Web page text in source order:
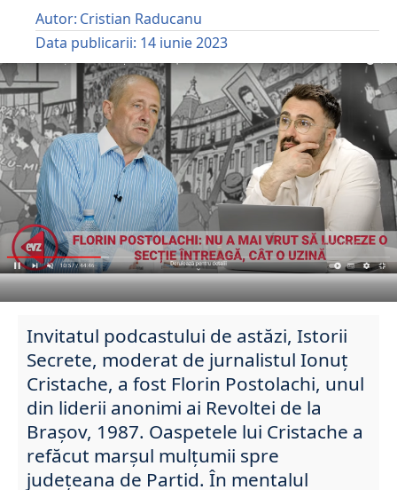
Autor: Cristian Raducanu
Data publicarii: 14 iunie 2023
Invitatul podcastului de astăzi, Istorii
Secrete, moderat de jurnalistul Ionuț
Cristache, a fost Florin Postolachi, unul
din liderii anonimi ai Revoltei de la
Brașov, 1987. Oaspetele lui Cristache a
refăcut marșul mulțumii spre
județeana de Partid. În mentalul